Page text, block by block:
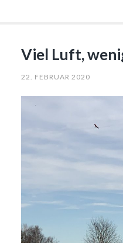
Viel Luft,
22. FEBRUAR 2020